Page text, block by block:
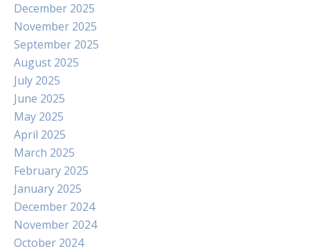
December 2025
November 2025
September 2025
August 2025
July 2025
June 2025
May 2025
April 2025
March 2025
February 2025
January 2025
December 2024
November 2024
October 2024